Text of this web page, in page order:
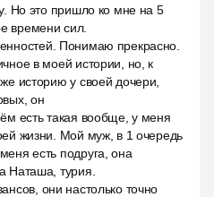
Но это пришло ко мне на 5
времени сил.
Понимаю прекрасно.
в моей истории, но, к
историю у своей дочери,
он
есть такая вообще, у меня
жизни. Мой муж, в 1 очередь
есть подруга, она
Наташа, турия.
они настолько точно